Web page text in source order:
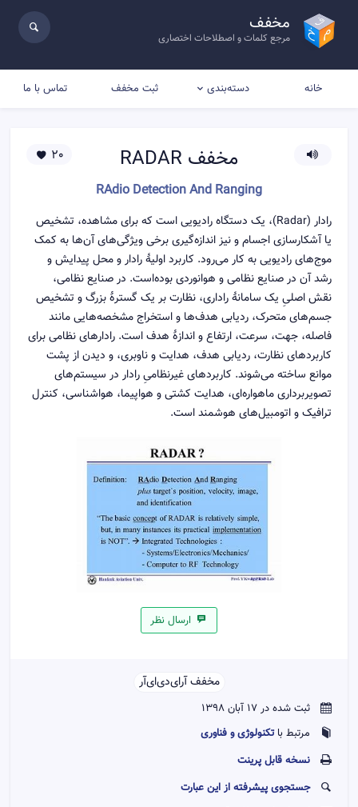
مخفف
مرجع کلمات و اصطلاحات اختصاری
خانه دسته‌بندی ثبت مخفف تماس با ما
مخفف RADAR
RAdio Detection And Ranging
20
رادار (Radar)، یک دستگاه رادیویی است که برای مشاهده، تشخیص
یا آشکارسازی اجسام و نیز اندازه‌گیری برخی ویژگی‌های آن‌ها به کمک
موج‌های رادیویی به کار می‌رود. کاربرد اولیهٔ رادار و محل پیدایش و
رشد آن در صنایع نظامی و هوانوردی بوده‌است. در صنایع نظامی،
نقش اصلیِ یک سامانهٔ راداری، نظارت بر یک گسترهٔ بزرگ و تشخیص
جسم‌های متحرک، ردیابی هدف‌ها و استخراج مشخصه‌هایی مانند
فاصله، جهت، سرعت، ارتفاع و اندازهٔ هدف است. رادارهای نظامی برای
کاربردهای نظارت، ردیابی هدف، هدایت و ناوبری، و دیدن از پشت
موانع ساخته می‌شوند. کاربردهای غیرنظامیِ رادار در سیستم‌های
تصویربرداری ماهواره‌ای، هدایت کشتی و هواپیما، هواشناسی، کنترل
ترافیک و اتومبیل‌های هوشمند است.
ارسال نظر
مخفف آر‌ای‌دی‌ای‌آر‌‌
ثبت شده در 17 آبان 1398
مرتبط باتکنولوژی و فناوری
نسخه قابل پرينت
جستجوی پیشرفته از این عبارت